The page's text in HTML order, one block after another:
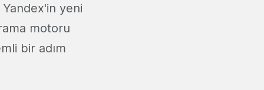
yeni
motoru
bir adım